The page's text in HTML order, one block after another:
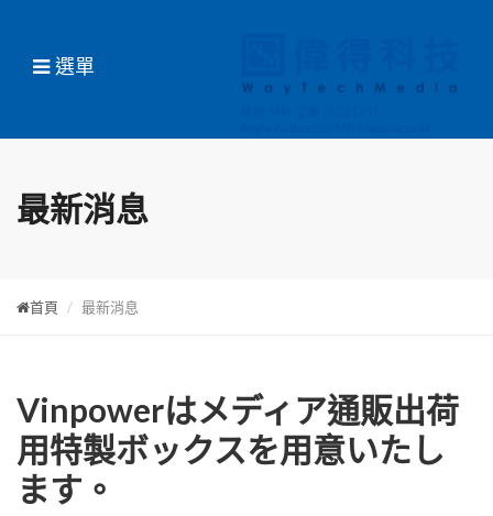
選單
最新消息
首頁 最新消息
Vinpowerはメディア通販出荷
用特製ボックスを用意いたし
ます。